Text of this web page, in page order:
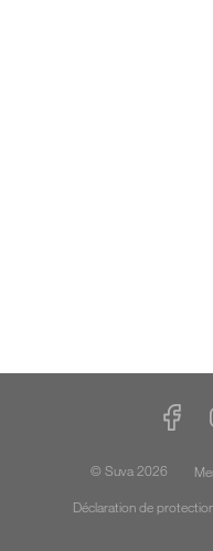
© Suva 2026
Déclaration de